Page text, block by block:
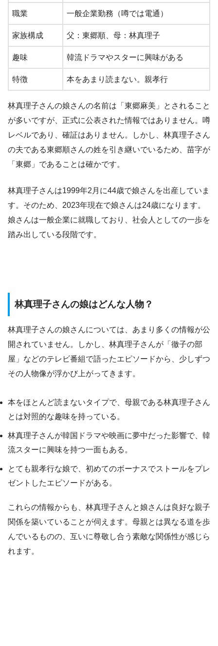
職業 一般企業勤務（噂では電通）
家族構成 父：東郷順、母：林真理子
趣味 韓流ドラマやスターに興味がある
特徴 本をあまり読まない。親孝行
林真理子さんの娘さんの名前は「東郷麻美」とされること
が多いですが、正式に公表された情報ではありません。噂
レベルであり、確証はありません。しかし、林真理子さん
の夫である東郷順さんの姓を引き継いでいるため、苗字が
「東郷」であることは確かです。
林真理子さんは1999年2月に44歳で娘さんを出産していま
す。そのため、2023年現在で娘さんは24歳になります。
娘さんは一般企業に就職しており、社会人としての一歩を
踏み出している段階です。
林真理子さんの娘はどんな人物？
林真理子さんの娘さんについては、あまり多くの情報が公
開されていません。しかし、林真理子さんが「徹子の部
屋」などのテレビ番組で語ったエピソードから、少しずつ
その人物像が浮かび上がってきます。
本をほとんど読まないタイプで、母親である林真理子さん
とは対照的な趣味を持っている。
林真理子さんが韓国ドラマや映画に夢中だった影響で、韓
流スターに興味を持つ一面もある。
とても親孝行な娘で、初めてのボーナスでストールをプレ
ゼントしたエピソードがある。
これらの情報からも、林真理子さんと娘さんは良好な親子
関係を築いていることが伺えます。母親とは異なる道を歩
んでいるものの、互いに尊敬し合う素敵な関係性が感じら
れます。